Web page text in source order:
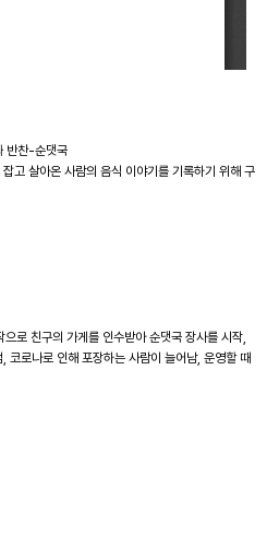
반찬-순댓국
고 살아온 사람의 음식 이야기를 기록하기 위해 구
로 친구의 가게를 인수받아 순댓국 장사를 시작,
코로나로 인해 포장하는 사람이 늘어남, 운영할 때